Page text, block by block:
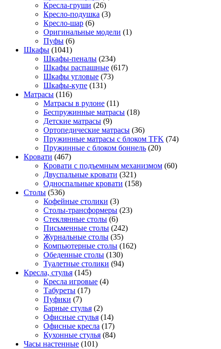
Кресла-груши (26)
Кресло-подушка (3)
Кресло-шар (6)
Оригинальные модели (1)
Пуфы (6)
Шкафы (1041)
Шкафы-пеналы (234)
Шкафы распашные (617)
Шкафы угловые (73)
Шкафы-купе (131)
Матрасы (116)
Матрасы в рулоне (11)
Беспружинные матрасы (18)
Детские матрасы (9)
Ортопедические матрасы (36)
Пружинные матрасы с блоком TFK (74)
Пружинные с блоком боннель (20)
Кровати (467)
Кровати с подъемным механизмом (60)
Двуспальные кровати (321)
Односпальные кровати (158)
Столы (536)
Кофейные столики (3)
Столы-трансформеры (23)
Стеклянные столы (6)
Письменные столы (242)
Журнальные столы (35)
Компьютерные столы (162)
Обеденные столы (130)
Туалетные столики (94)
Кресла, стулья (145)
Кресла игровые (4)
Табуреты (17)
Пуфики (7)
Барные стулья (2)
Офисные стулья (14)
Офисные кресла (17)
Кухонные стулья (84)
Часы настенные (101)